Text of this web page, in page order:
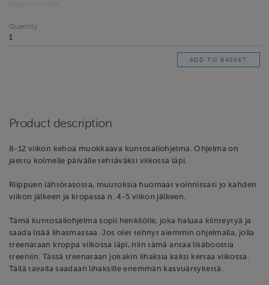
Quantity
Product description
8-12 viikon kehoa muokkaava kuntosaliohjelma. Ohjelma on
jaettu kolmelle päivälle tehtäväksi viikossa läpi.
Riippuen lähtötasosta, muutoksia huomaat voinnissasi jo kahden
viikon jälkeen ja kropassa n. 4-5 viikon jälkeen.
Tämä kuntosaliohjelma sopii henkilölle, joka haluaa kiinteytyä ja
saada lisää lihasmassaa. Jos olet tehnyt aiemmin ohjelmalla, jolla
treenataan kroppa viikossa läpi, niin tämä antaa lisäboostia
treeniin. Tässä treenataan joitakin lihaksia kaksi kertaa viikossa.
Tällä tavalla saadaan lihaksille enemmän kasvuärsykettä.